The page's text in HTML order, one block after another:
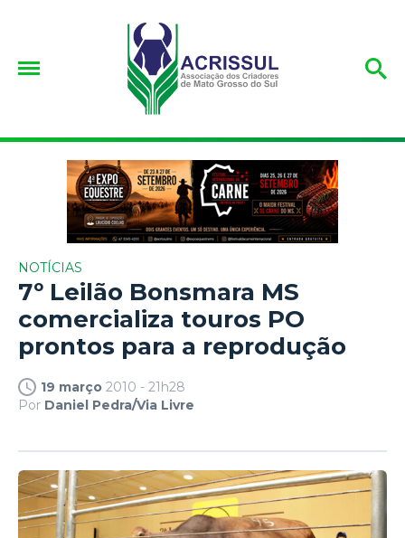
NOTÍCIAS
7º Leilão Bonsmara MS
comercializa touros PO
prontos para a reprodução
19 março 2010 - 21h28
Por Daniel Pedra/Via Livre